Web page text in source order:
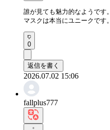
誰が見ても魅力的なようです。
マスクは本当にユニークです。
0
返信を書く
2026.07.02 15:06
fallplus777